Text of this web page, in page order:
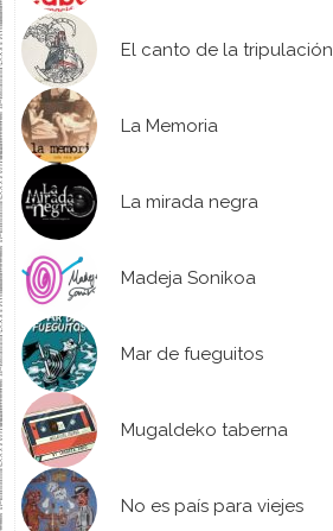
El canto de la tripulación
La Memoria
La mirada negra
Madeja Sonikoa
Mar de fueguitos
Mugaldeko taberna
No es país para viejes